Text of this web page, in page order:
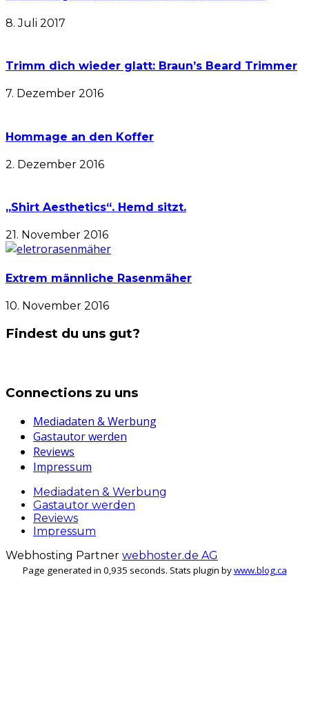
8. Juli 2017
Trimm dich wieder glatt: Braun’s Beard Trimmer
7. Dezember 2016
Hommage an den Koffer
2. Dezember 2016
„Shirt Aesthetics“. Hemd sitzt.
21. November 2016
Extrem männliche Rasenmäher
10. November 2016
Findest du uns gut?
Connections zu uns
Mediadaten & Werbung
Gastautor werden
Reviews
Impressum
Mediadaten & Werbung
Gastautor werden
Reviews
Impressum
Webhosting Partner webhoster.de AG
Page generated in 0,935 seconds. Stats plugin bywww.blog.ca